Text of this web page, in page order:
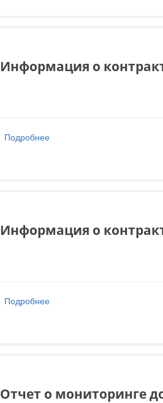
Информация о
Подробнее
Информация о
Подробнее
Отчет о мониторинге